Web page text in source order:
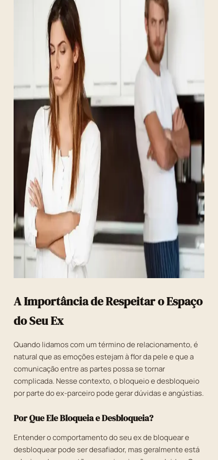
A Importância de Respeitar o Espaço
do Seu Ex
Quando lidamos com um término de relacionamento, é
natural que as emoções estejam à flor da pele e que a
comunicação entre as partes possa se tornar
complicada. Nesse contexto, o bloqueio e desbloqueio
por parte do ex-parceiro pode gerar dúvidas e angústias.
Por Que Ele Bloqueia e Desbloqueia?
Entender o comportamento do seu ex de bloquear e
desbloquear pode ser desafiador, mas geralmente está